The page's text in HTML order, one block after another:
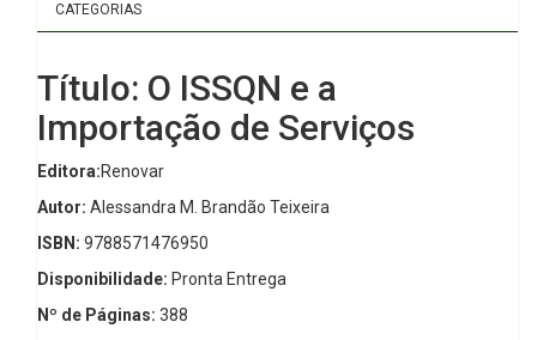
CATEGORIAS
Título: O ISSQN e a
Importação de Serviços
Editora:Renovar
Autor: Alessandra M. Brandão Teixeira
ISBN: 9788571476950
Disponibilidade: Pronta Entrega
Nº de Páginas: 388